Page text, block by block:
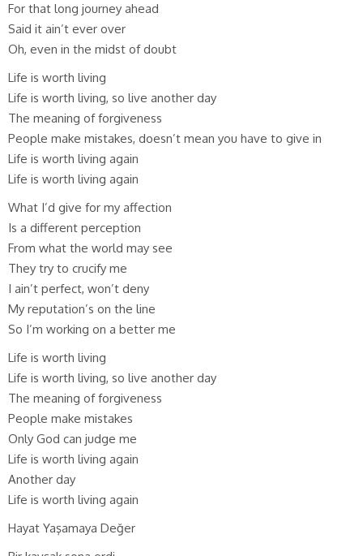
For that long journey ahead
Said it ain’t ever over
Oh, even in the midst of doubt
Life is worth living
Life is worth living, so live another day
The meaning of forgiveness
People make mistakes, doesn’t mean you have to give in
Life is worth living again
Life is worth living again
What I’d give for my affection
Is a different perception
From what the world may see
They try to crucify me
I ain’t perfect, won’t deny
My reputation’s on the line
So I’m working on a better me
Life is worth living
Life is worth living, so live another day
The meaning of forgiveness
People make mistakes
Only God can judge me
Life is worth living again
Another day
Life is worth living again
Hayat Yaşamaya Değer